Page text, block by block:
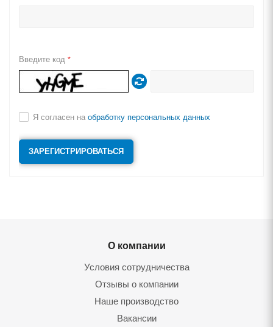
Введите код *
Я согласен на обработку персональных данных
ЗАРЕГИСТРИРОВАТЬСЯ
О компании
Условия сотрудничества
Отзывы о компании
Наше производство
Вакансии